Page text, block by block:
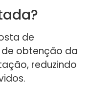
de
obtenção da
reduzindo